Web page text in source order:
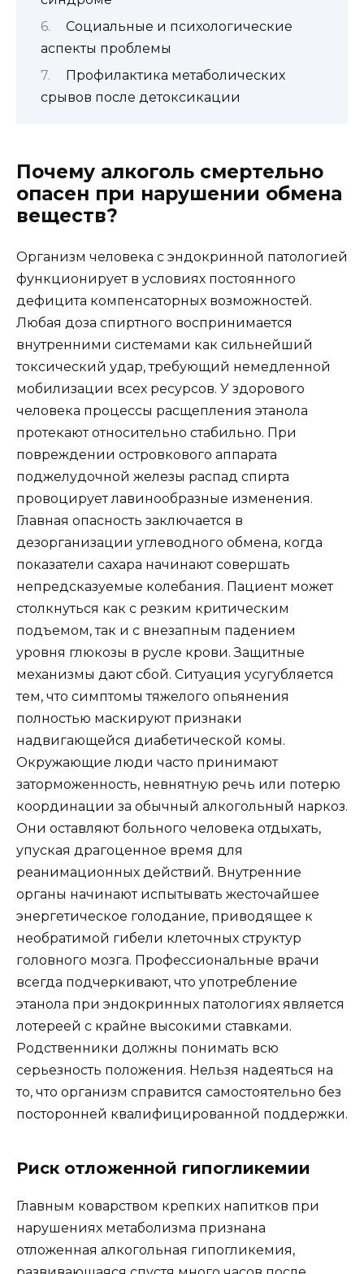
Социальные и психологические
аспекты проблемы
Профилактика метаболических
срывов после детоксикации
Почему алкоголь смертельно
опасен при нарушении обмена
веществ?
Организм человека с эндокринной патологией
функционирует в условиях постоянного
дефицита компенсаторных возможностей.
Любая доза спиртного воспринимается
внутренними системами как сильнейший
токсический удар, требующий немедленной
мобилизации всех ресурсов. У здорового
человека процессы расщепления этанола
протекают относительно стабильно. При
повреждении островкового аппарата
поджелудочной железы распад спирта
провоцирует лавинообразные изменения.
Главная опасность заключается в
дезорганизации углеводного обмена, когда
показатели сахара начинают совершать
непредсказуемые колебания. Пациент может
столкнуться как с резким критическим
подъемом, так и с внезапным падением
уровня глюкозы в русле крови. Защитные
механизмы дают сбой. Ситуация усугубляется
тем, что симптомы тяжелого опьянения
полностью маскируют признаки
надвигающейся диабетической комы.
Окружающие люди часто принимают
заторможенность, невнятную речь или потерю
координации за обычный алкогольный наркоз.
Они оставляют больного человека отдыхать,
упуская драгоценное время для
реанимационных действий. Внутренние
органы начинают испытывать жесточайшее
энергетическое голодание, приводящее к
необратимой гибели клеточных структур
головного мозга. Профессиональные врачи
всегда подчеркивают, что употребление
этанола при эндокринных патологиях является
лотереей с крайне высокими ставками.
Родственники должны понимать всю
серьезность положения. Нельзя надеяться на
то, что организм справится самостоятельно без
посторонней квалифицированной поддержки.
Риск отложенной гипогликемии
Главным коварством крепких напитков при
нарушениях метаболизма признана
отложенная алкогольная гипогликемия,